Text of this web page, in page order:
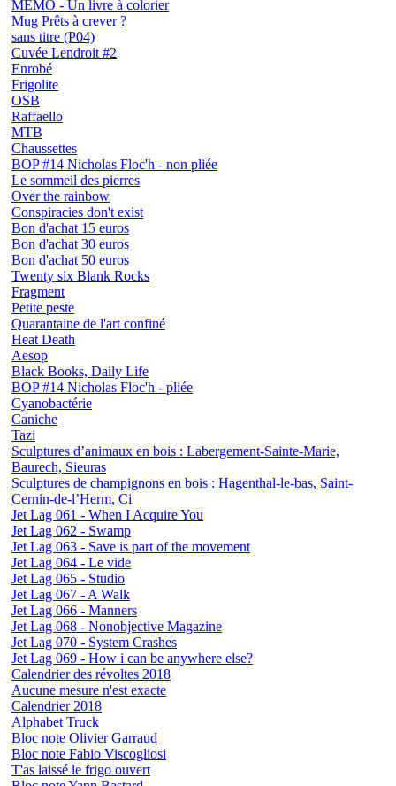
MEMO - Un livre à colorier
Mug Prêts à crever ?
sans titre (P04)
Cuvée Lendroit #2
Enrobé
Frigolite
OSB
Raffaello
MTB
Chaussettes
BOP #14 Nicholas Floc'h - non pliée
Le sommeil des pierres
Over the rainbow
Conspiracies don't exist
Bon d'achat 15 euros
Bon d'achat 30 euros
Bon d'achat 50 euros
Twenty six Blank Rocks
Fragment
Petite peste
Quarantaine de l'art confiné
Heat Death
Aesop
Black Books, Daily Life
BOP #14 Nicholas Floc'h - pliée
Cyanobactérie
Caniche
Tazi
Sculptures d’animaux en bois : Labergement-Sainte-Marie,
Baurech, Sieuras
Sculptures de champignons en bois : Hagenthal-le-bas, Saint-
Cernin-de-l’Herm, Ci
Jet Lag 061 - When I Acquire You
Jet Lag 062 - Swamp
Jet Lag 063 - Save is part of the movement
Jet Lag 064 - Le vide
Jet Lag 065 - Studio
Jet Lag 067 - A Walk
Jet Lag 066 - Manners
Jet Lag 068 - Nonobjective Magazine
Jet Lag 070 - System Crashes
Jet Lag 069 - How i can be anywhere else?
Calendrier des révoltes 2018
Aucune mesure n'est exacte
Calendrier 2018
Alphabet Truck
Bloc note Olivier Garraud
Bloc note Fabio Viscogliosi
T'as laissé le frigo ouvert